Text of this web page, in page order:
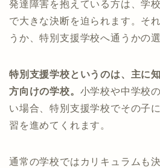
発達障害を抱えている方は、学
で大きな決断を迫られます。そ
うか、特別支援学校へ通うかの選
特別支援学校というのは、主に
方向けの学校。 小学校や中学校
い場合、特別支援学校でその子
習を進めてくれます。
通常の学校ではカリキュラムも